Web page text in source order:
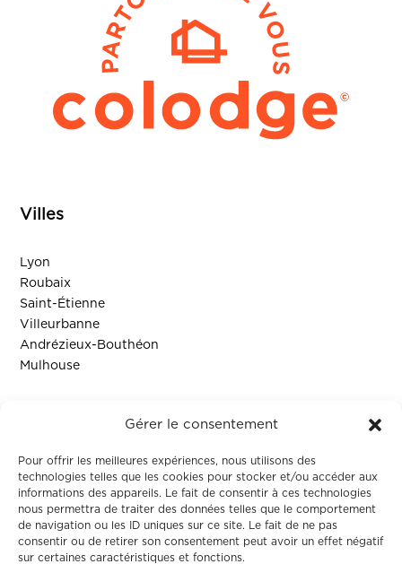
Gérer le consentement
Pour offrir les meilleures expériences, nous utilisons des
technologies telles que les cookies pour stocker et/ou accéder aux
informations des appareils. Le fait de consentir à ces technologies
nous permettra de traiter des données telles que le comportement
de navigation ou les ID uniques sur ce site. Le fait de ne pas
consentir ou de retirer son consentement peut avoir un effet négatif
sur certaines caractéristiques et fonctions.
Villes
Lyon
Roubaix
Saint-Étienne
Villeurbanne
Andrézieux-Bouthéon
Mulhouse
Contact
Colodge
À propos